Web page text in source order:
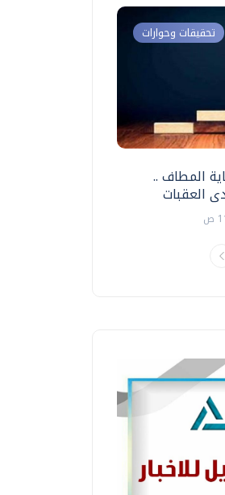
تحقيقات وحوارات
المطاف ..
العقبات